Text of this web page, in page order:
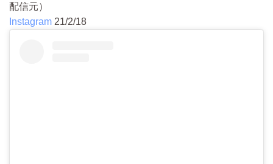
配信元）
Instagram 21/2/18